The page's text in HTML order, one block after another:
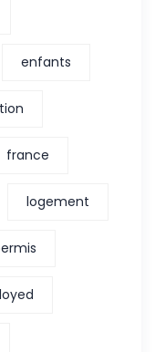
enfants
france
logement